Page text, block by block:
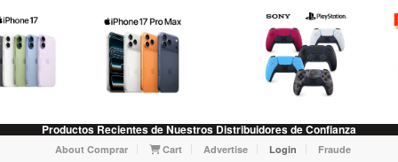
Productos Recientes de Nuestros Distribuidores de Confianza
About Comprar Cart Advertise Login
Fraude